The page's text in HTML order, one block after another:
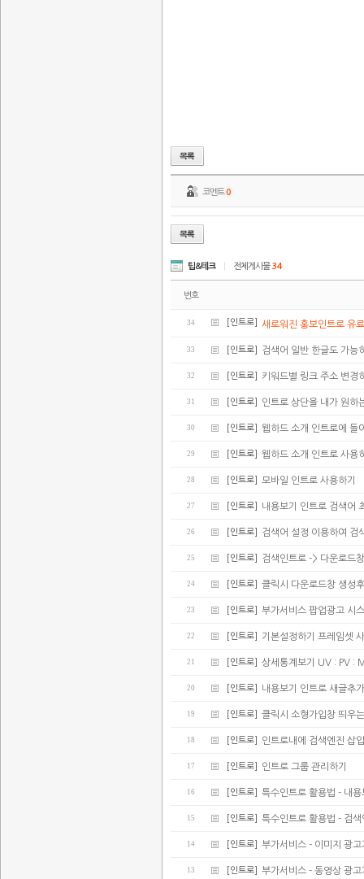
코멘트0
팁&테크 전체게시물34
번호
34 [인트로] 새로워진 홍보인트로 유
33 [인트로] 검색어 일반 한글도 가능
32 [인트로] 키워드별 링크 주소 변경
31 [인트로] 인트로 상단을 내가 원하
30 [인트로] 웹하드 소개 인트로에
29 [인트로] 웹하드 소개 인트로 사용
28 [인트로] 모바일 인트로 사용하기
27 [인트로] 내용보기 인트로 검색어
26 [인트로] 검색어 설정 이용하여 검
25 [인트로] 검색인트로 -> 다운로드
24 [인트로] 클릭시 다운로드창 생성
23 [인트로] 부가서비스 팝업광고 시
22 [인트로] 기본설정하기 프레임셋
21 [인트로] 상세통계보기 UV : PV :
20 [인트로] 내용보기 인트로 새글추
19 [인트로] 클릭시 소형가입창 띄우
18 [인트로] 인트로내에 검색엔진 삽
17 [인트로] 인트로 그룹 관리하기
16 [인트로] 특수인트로 활용법 - 내
15 [인트로] 특수인트로 활용법 - 검
14 [인트로] 부가서비스 - 이미지 광고
13 [인트로] 부가서비스 - 동영상 광고